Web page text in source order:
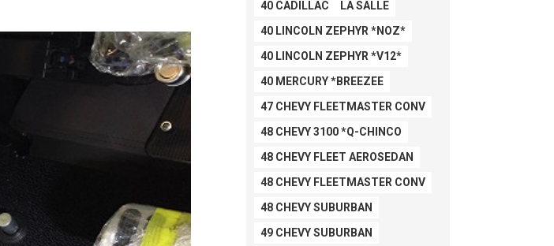
40 CADILLAC LA SALLE
40 LINCOLN ZEPHYR *NOZ*
40 LINCOLN ZEPHYR *V12*
40 MERCURY *BREEZEE
47 CHEVY FLEETMASTER CONV
48 CHEVY 3100 *Q-CHINCO
48 CHEVY FLEET AEROSEDAN
48 CHEVY FLEETMASTER CONV
48 CHEVY SUBURBAN
49 CHEVY SUBURBAN